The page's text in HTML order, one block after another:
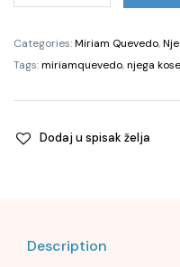
Breathing
Hair
Intensive
200ml
Categories:Miriam Quevedo,
Tags:miriamquevedo,njega kose
Dodaj u spisak želja
Description